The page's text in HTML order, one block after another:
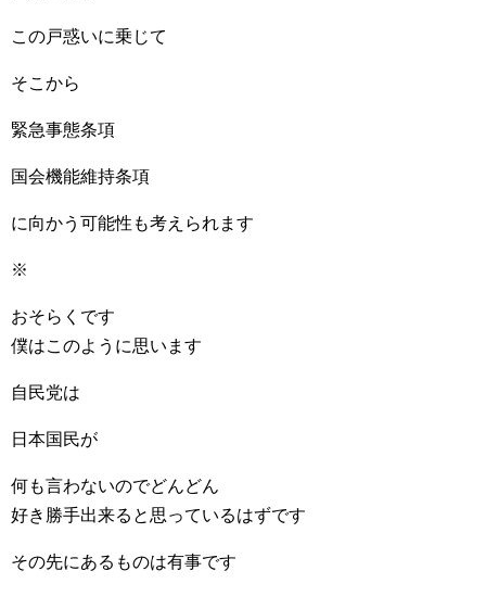
この戸惑いに乗じて
そこから
緊急事態条項
国会機能維持条項
に向かう可能性も考えられます
※
おそらくです
僕はこのように思います
自民党は
日本国民が
何も言わないのでどんどん
好き勝手出来ると思っているはずです
その先にあるものは有事です